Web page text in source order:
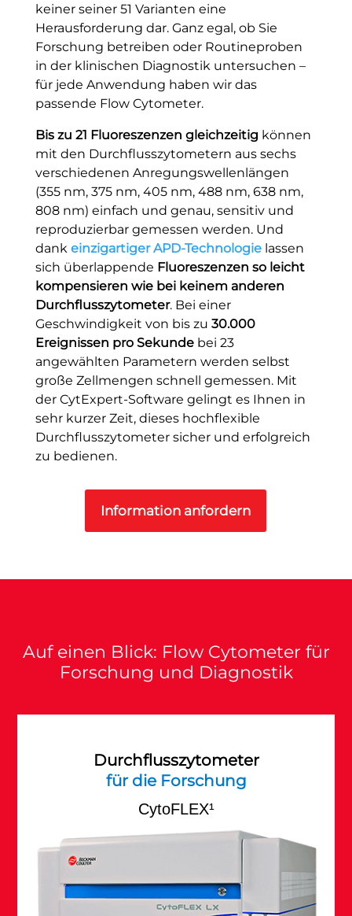
keiner seiner 51 Varianten eine
Herausforderung dar. Ganz egal, ob Sie
Forschung betreiben oder Routineproben
in der klinischen Diagnostik untersuchen –
für jede Anwendung haben wir das
passende Flow Cytometer.
Bis zu 21 Fluoreszenzen gleichzeitig können
mit den Durchflusszytometern aus sechs
verschiedenen Anregungswellenlängen
(355 nm, 375 nm, 405 nm, 488 nm, 638 nm,
808 nm) einfach und genau, sensitiv und
reproduzierbar gemessen werden. Und
dank einzigartiger APD-Technologielassen
sich überlappende Fluoreszenzen so leicht
kompensieren wie bei keinem anderen
Durchflusszytometer. Bei einer
Geschwindigkeit von bis zu 30.000
Ereignissen pro Sekundebei 23
angewählten Parametern werden selbst
große Zellmengen schnell gemessen. Mit
der CytExpert-Software gelingt es Ihnen in
sehr kurzer Zeit, dieses hochflexible
Durchflusszytometer sicher und erfolgreich
zu bedienen.
Information anfordern
Auf einen Blick: Flow Cytometer für
Forschung und Diagnostik
Durchflusszytometer
für die Forschung
CytoFLEX¹